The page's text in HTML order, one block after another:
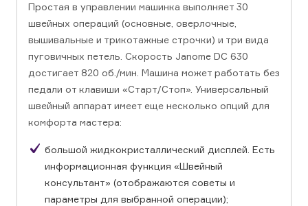
Простая в управлении машинка выполняет 30
швейных операций (основные, оверлочные,
вышивальные и трикотажные строчки) и три вида
пуговичных петель. Скорость Janome DC 630
достигает 820 об./мин. Машина может работать без
педали от клавиши «Старт/Стоп». Универсальный
швейный аппарат имеет еще несколько опций для
комфорта мастера:
большой жидкокристаллический дисплей. Есть
информационная функция «Швейный
консультант» (отображаются советы и
параметры для выбранной операции);